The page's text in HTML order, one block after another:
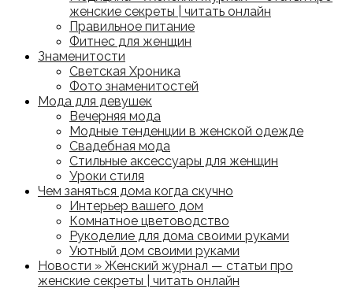
женские секреты | читать онлайн
Правильное питание
Фитнес для женщин
Знаменитости
Светская Хроника
Фото знаменитостей
Мода для девушек
Вечерняя мода
Модные тенденции в женской одежде
Свадебная мода
Стильные аксессуары для женщин
Уроки стиля
Чем заняться дома когда скучно
Интерьер вашего дом
Комнатное цветоводство
Рукоделие для дома своими руками
Уютный дом своими руками
Новости » Женский журнал — статьи про
женские секреты | читать онлайн